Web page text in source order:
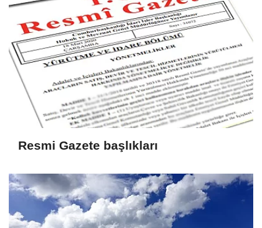
Resmi Gazete başlıkları